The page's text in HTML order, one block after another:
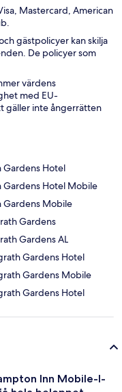
Mastercard, American
gästpolicyer kan skilja
De policyer som
värdens
med EU-
gäller inte ångerrätten
Hotel
Hotel Mobile
Mobile
Gardens
Gardens AL
Gardens Hotel
Gardens Mobile
Gardens Hotel
Inn Mobile-I-